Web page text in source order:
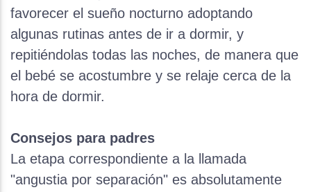
favorecer el sueño nocturno adoptando
algunas rutinas antes de ir a dormir, y
repitiéndolas todas las noches, de manera que
el bebé se acostumbre y se relaje cerca de la
hora de dormir.​
Consejos para padres
La etapa correspondiente a la llamada
"angustia por separación" es absolutamente